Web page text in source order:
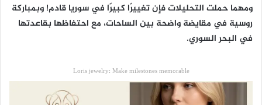
ومهما حملت التحليلات فإن تغييرًا كبيرًا في سوريا قادم! وبمباركة
روسية في مقايضة واضحة بين الساحات، مع احتفاظها بقاعدتها
في البحر السوري.
Loris jewelry: Make milestones memorable